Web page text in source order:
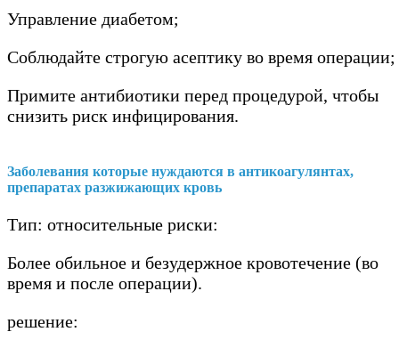
Управление диабетом;
Соблюдайте строгую асептику во время операции;
Примите антибиотики перед процедурой, чтобы
снизить риск инфицирования.
Заболевания которые нуждаются в антикоагулянтах,
препаратах разжижающих кровь
Тип: относительные риски:
Более обильное и безудержное кровотечение (во
время и после операции).
решение: